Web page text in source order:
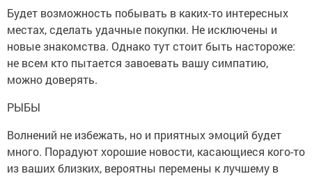
Будет возможность побывать в каких-то интересных
местах, сделать удачные покупки. Не исключены и
новые знакомства. Однако тут стоит быть настороже:
не всем кто пытается завоевать вашу симпатию,
можно доверять.
РЫБЫ
Волнений не избежать, но и приятных эмоций будет
много. Порадуют хорошие новости, касающиеся кого-то
из ваших близких, вероятны перемены к лучшему в